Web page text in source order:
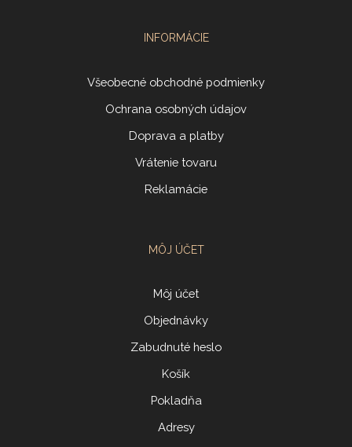
INFORMÁCIE
Všeobecné obchodné podmienky
Ochrana osobných údajov
Doprava a platby
Vrátenie tovaru
Reklamácie
MÔJ ÚČET
Môj účet
Objednávky
Zabudnuté heslo
Košík
Pokladňa
Adresy